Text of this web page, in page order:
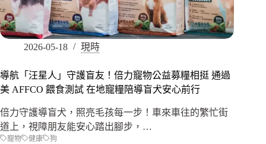
2026-05-18 現時
導航「汪星人」守護盲友！倍力寵物公益募糧相挺 通過
美 AFFCO 餵食測試 在地寵糧陪導盲犬安心前行
倍力守護導盲犬，照亮毛孩每一步！車來車往的繁忙街
道上，視障朋友能安心踏出腳步，…
寵物 健康 狗